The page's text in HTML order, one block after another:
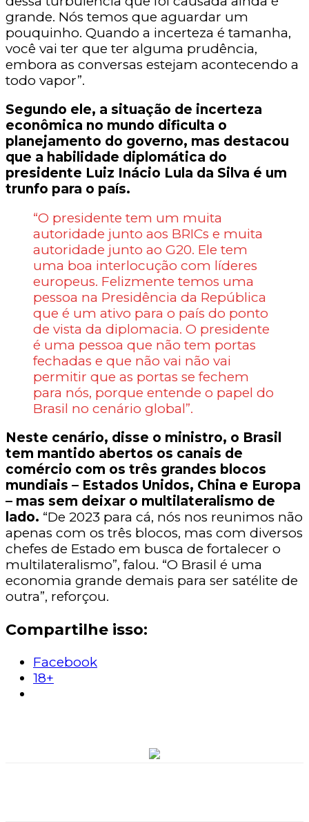
grande. Nós temos que aguardar um
pouquinho. Quando a incerteza é tamanha,
você vai ter que ter alguma prudência,
embora as conversas estejam acontecendo a
todo vapor”.
Segundo ele, a situação de incerteza
econômica no mundo dificulta o
planejamento do governo, mas destacou
que a habilidade diplomática do
presidente Luiz Inácio Lula da Silva é um
trunfo para o país.
“O presidente tem um muita
autoridade junto aos BRICs e muita
autoridade junto ao G20. Ele tem
uma boa interlocução com líderes
europeus. Felizmente temos uma
pessoa na Presidência da República
que é um ativo para o país do ponto
de vista da diplomacia. O presidente
é uma pessoa que não tem portas
fechadas e que não vai não vai
permitir que as portas se fechem
para nós, porque entende o papel do
Brasil no cenário global”.
Neste cenário, disse o ministro, o Brasil
tem mantido abertos os canais de
comércio com os três grandes blocos
mundiais – Estados Unidos, China e Europa
– mas sem deixar o multilateralismo de
lado. “De 2023 para cá, nós nos reunimos não
apenas com os três blocos, mas com diversos
chefes de Estado em busca de fortalecer o
multilateralismo”, falou. “O Brasil é uma
economia grande demais para ser satélite de
outra”, reforçou.
Compartilhe isso:
Facebook
18+